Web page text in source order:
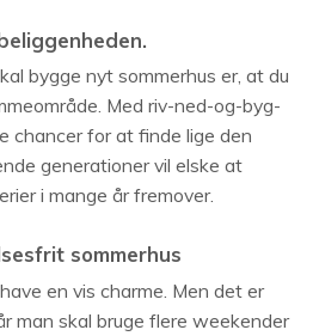
bygge nyt sommerhus er, at du
Med riv-ned-og-byg-
chancer for at finde lige den
generationer vil elske at
i mange år fremover.
sommerhus
en vis charme. Men det er
man skal bruge flere weekender